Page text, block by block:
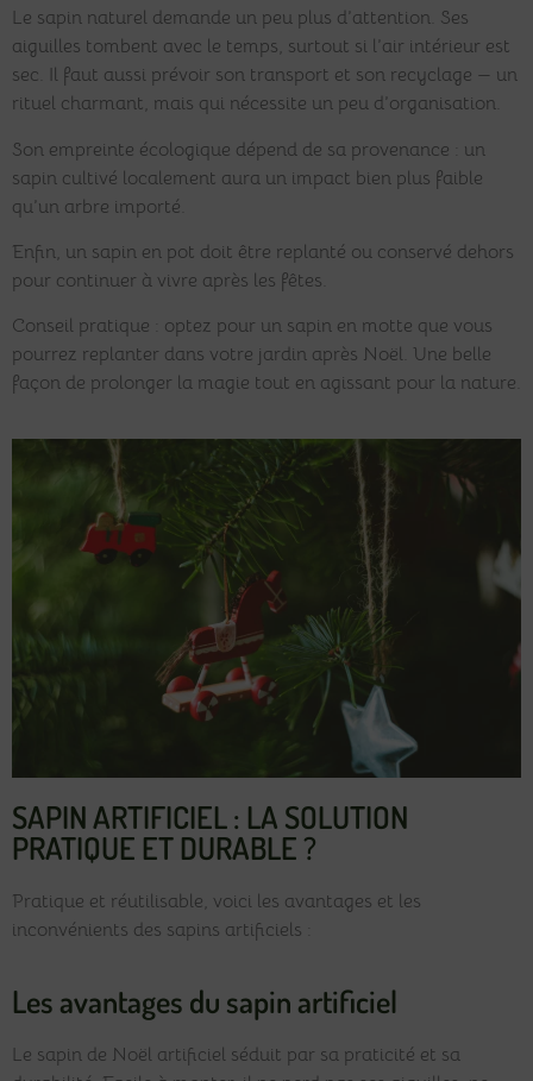
Le sapin naturel demande un peu plus d’attention. Ses
aiguilles tombent avec le temps, surtout si l’air intérieur est
sec. Il faut aussi prévoir son transport et son recyclage — un
rituel charmant, mais qui nécessite un peu d’organisation.
Son empreinte écologique dépend de sa provenance : un
sapin cultivé localement aura un impact bien plus faible
qu’un arbre importé.
Enfin, un sapin en pot doit être replanté ou conservé dehors
pour continuer à vivre après les fêtes.
Conseil pratique : optez pour un sapin en motte que vous
pourrez replanter dans votre jardin après Noël. Une belle
façon de prolonger la magie tout en agissant pour la nature.
SAPIN ARTIFICIEL : LA SOLUTION
PRATIQUE ET DURABLE ?
Pratique et réutilisable, voici les avantages et les
inconvénients des sapins artificiels :
Les avantages du sapin artificiel
Le sapin de Noël artificiel séduit par sa praticité et sa